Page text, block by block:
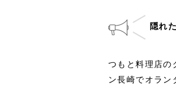
隠れ
つもと料理店の
ン長崎でオラン